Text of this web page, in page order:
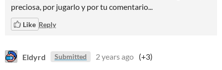
preciosa, por jugarlo y por tu comentario...
Like Reply
Eldyrd Submitted 2 years ago (+3)